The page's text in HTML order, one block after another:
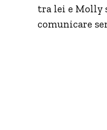
tra lei e Molly
comunicare